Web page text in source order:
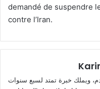
demandé de suspendre
contre l’Iran.
ويملك خبرة تمتد لسبع سنوات